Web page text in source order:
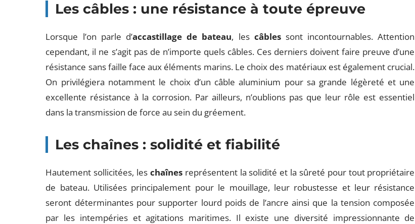
Les câbles : une résistance à toute épreuve
Lorsque l’on parle d’accastillage de bateau, les câblessont incontournables. Attention
cependant, il ne s’agit pas de n’importe quels câbles. Ces derniers doivent faire preuve d’une
résistance sans faille face aux éléments marins. Le choix des matériaux est également crucial.
On privilégiera notamment le choix d’un câble aluminium pour sa grande légèreté et une
excellente résistance à la corrosion. Par ailleurs, n’oublions pas que leur rôle est essentiel
dans la transmission de force au sein du gréement.
Les chaînes : solidité et fiabilité
Hautement sollicitées, les chaînesreprésentent la solidité et la sûreté pour tout propriétaire
de bateau. Utilisées principalement pour le mouillage, leur robustesse et leur résistance
seront déterminantes pour supporter lourd poids de l’ancre ainsi que la tension composée
par les intempéries et agitations maritimes. Il existe une diversité impressionnante de